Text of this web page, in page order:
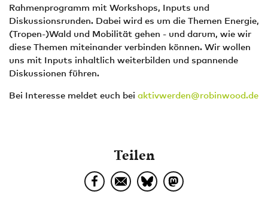
Rahmenprogramm mit Workshops, Inputs und
Diskussionsrunden. Dabei wird es um die Themen Energie,
(Tropen-)Wald und Mobilität gehen - und darum, wie wir
diese Themen miteinander verbinden können. Wir wollen
uns mit Inputs inhaltlich weiterbilden und spannende
Diskussionen führen.
Bei Interesse meldet euch bei aktivwerden@robinwood.de
Teilen